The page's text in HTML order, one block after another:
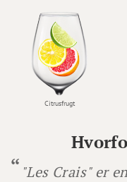
"Les Crais" er
Citrusfrugt